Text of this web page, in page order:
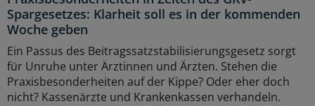
Spargesetzes: Klarheit soll es in der kommenden
Woche geben
Ein Passus des Beitragssatzstabilisierungsgesetz sorgt
für Unruhe unter Ärztinnen und Ärzten. Stehen die
Praxisbesonderheiten auf der Kippe? Oder eher doch
nicht? Kassenärzte und Krankenkassen verhandeln.